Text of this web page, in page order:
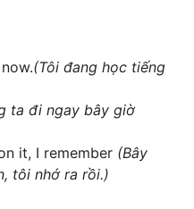
(Tôi đang học tiếng
ta đi ngay bây giờ
it, I remember (Bây
tôi nhớ ra rồi.)